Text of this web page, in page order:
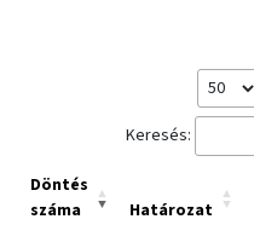
Keresés:
Döntés
száma
Határozat